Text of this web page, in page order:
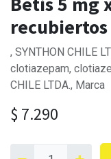
recubiertos
, SYNTHON CHILE
clotiazepam,
CHILE LTDA., Marca
$ 7.290